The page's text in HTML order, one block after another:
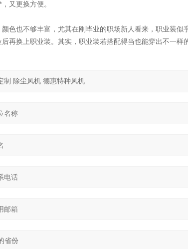
又更换方便。
色也不够丰富，尤其在刚毕业的职场新人看来，职业装似
再换上职业装。其实，职业装若搭配得当也能穿出不一样